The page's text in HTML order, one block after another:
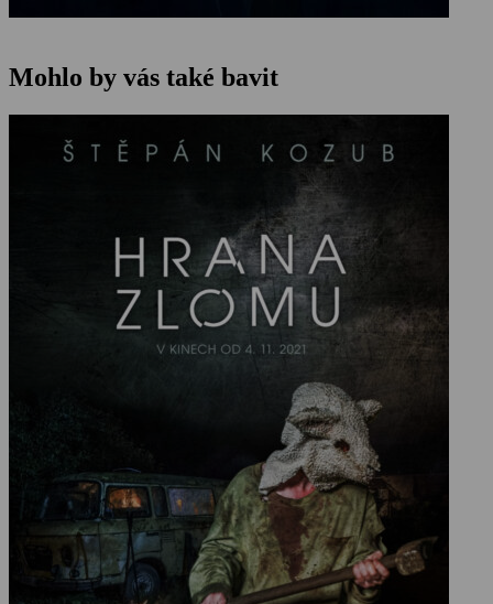
Mohlo by vás také bavit